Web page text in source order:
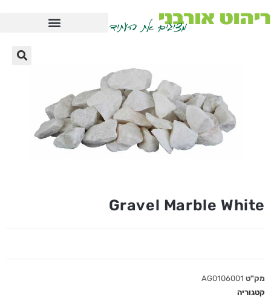
Gravel Marble White
מק"ט AG0106001
קטגוריה